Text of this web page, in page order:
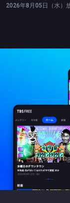
2026年8月05日（水）